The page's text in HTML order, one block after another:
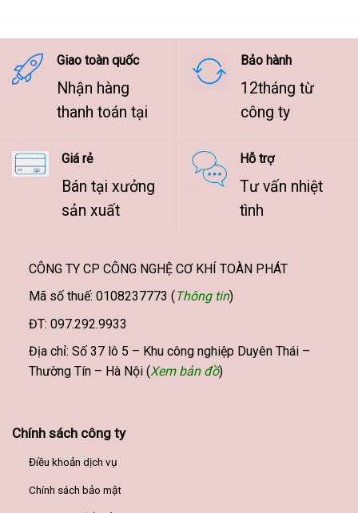
Giao toàn quốc
Nhận hàng
thanh toán tại
Bảo hành
12tháng từ
công ty
Giá rẻ
Bán tại xưởng
sản xuất
Hỗ trợ
Tư vấn nhiệt
tình
CÔNG TY CP CÔNG NGHỆ CƠ KHÍ TOÀN PHÁT
Mã số thuế: 0108237773 (Thông tin)
ĐT: 097.292.9933
Địa chỉ: Số 37 lô 5 – Khu công nghiệp Duyên Thái –
Thường Tín – Hà Nội (Xem bản đồ)
Chính sách công ty
Điều khoản dịch vụ
Chính sách bảo mật